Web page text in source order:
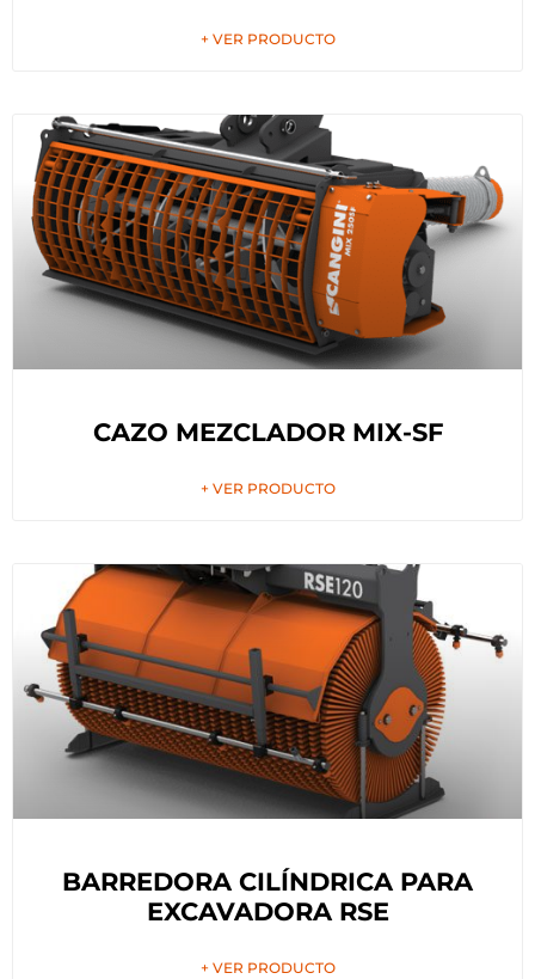
+ VER PRODUCTO
CAZO MEZCLADOR MIX-SF
+ VER PRODUCTO
BARREDORA CILÍNDRICA PARA
EXCAVADORA RSE
+ VER PRODUCTO